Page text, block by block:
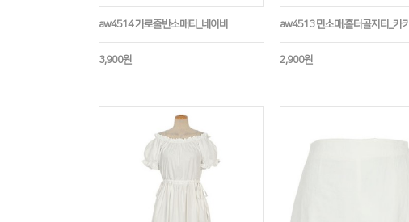
aw4514 가로줄반소매티_네이비
3,900원
aw4513 민소매,홀터골지티_카키
2,900원